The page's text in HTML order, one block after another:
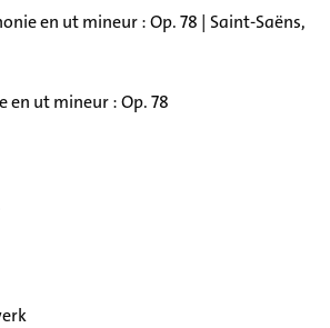
en ut mineur : Op. 78 | Saint-Saëns,
en ut mineur : Op. 78